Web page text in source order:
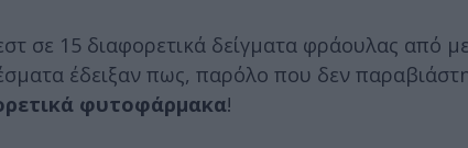
σε 15 διαφορετικά δείγματα φράουλας από
έδειξαν πως, παρόλο που δεν
φυτοφάρμακα!